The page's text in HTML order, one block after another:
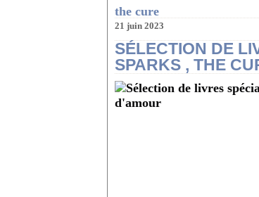
the cure
21 juin 2023
SÉLECTION DE
SPARKS , THE